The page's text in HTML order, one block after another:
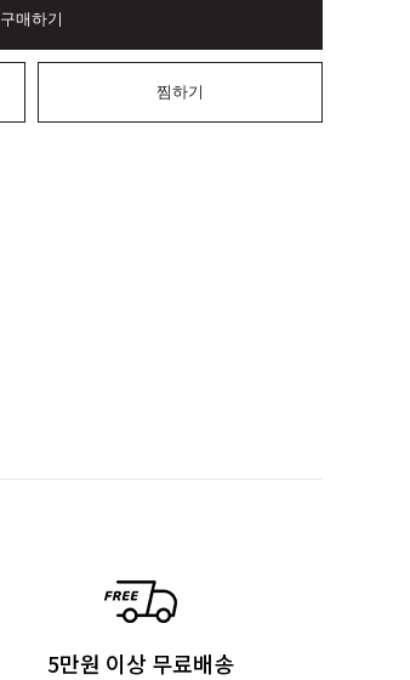
구매하기
찜하기
5만원 이상 무료배송